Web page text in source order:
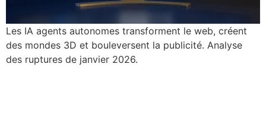
Les IA agents autonomes transforment le web, créent
des mondes 3D et bouleversent la publicité. Analyse
des ruptures de janvier 2026.